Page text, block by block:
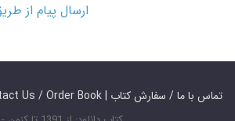
ارسال پیام از طریق ایتا:
Contact Us / Order Book | تماس با ما / سفارش کتاب